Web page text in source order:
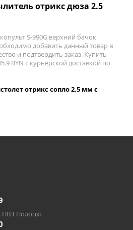
отрикс дюза 2.5
S-990G верхний бачок
добавить данный товар в
и подтвердить заказ. Купить
BYN с курьерской доставкой по
отрикс сопло 2.5 мм с
ПВЗ Полоцк: